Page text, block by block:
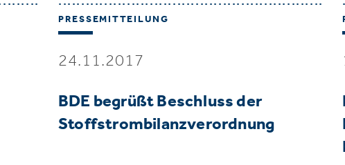
PRESSEMITTEILUNG
24.11.2017
BDE begrüßt Beschluss der
Stoffstrombilanzverordnung